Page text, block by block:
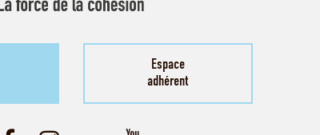
Espace
adhérent